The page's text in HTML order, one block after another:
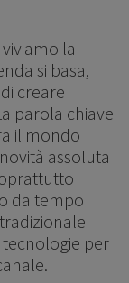
la
si basa,
creare
parola chiave
il mondo
assoluta
da tempo
tecnologie per